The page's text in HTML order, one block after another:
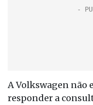
A Volkswagen não
responder a